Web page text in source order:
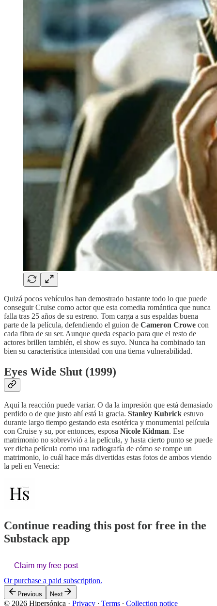
Quizá pocos vehículos han demostrado bastante todo lo que puede
conseguir Cruise como actor que esta comedia romántica que nunca
falla tras 25 años de su estreno. Tom carga a sus espaldas buena
parte de la película, defendiendo el guion de Cameron Crowe con
cada fibra de su ser. Aunque queda espacio para que el resto de
actores brillen también, el show es suyo. Nunca ha combinado tan
bien su característica intensidad con una tierna vulnerabilidad.
Eyes Wide Shut (1999)
Aquí la reacción puede variar. O da la impresión que está demasiado
perdido o de que justo ahí está la gracia. Stanley Kubrick estuvo
durante largo tiempo gestando esta esotérica y monumental película
con Cruise y su, por entonces, esposa Nicole Kidman. Ese
matrimonio no sobrevivió a la película, y hasta cierto punto se puede
ver dicha película como una radiografía de cómo se rompe un
matrimonio, lo cuál hace más divertidas estas fotos de ambos viendo
la peli en Venecia:
Continue reading this post for free in the
Substack app
Claim my free post
Or purchase a paid subscription.
Previous Next
© 2026 Hipersónica · Privacy ∙ Terms ∙ Collection notice